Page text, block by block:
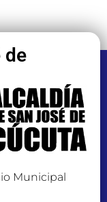
de
Municipal